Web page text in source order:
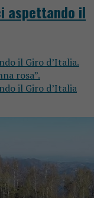
aspettando il
il Giro d’Italia.
rosa”.
il Giro d’Italia